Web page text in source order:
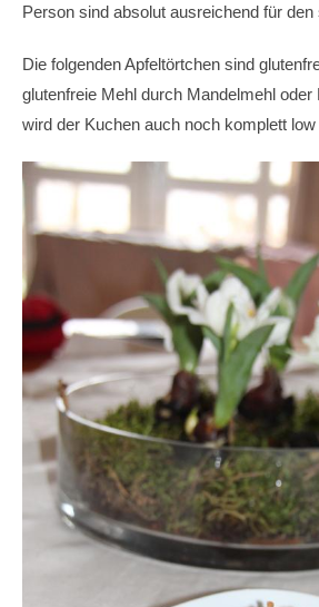
Person sind absolut ausreichend für den
Die folgenden Apfeltörtchen sind
glutenfreie Mehl durch Mandelmehl
wird der Kuchen auch noch komplett low